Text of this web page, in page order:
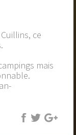
ce
mais